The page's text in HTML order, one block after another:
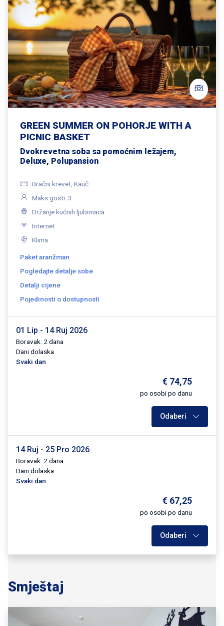
GREEN SUMMER ON POHORJE WITH A
PICNIC BASKET
Dvokrevetna soba sa pomoćnim ležajem,
Deluxe, Polupansion
Bračni krevet, Kauč
Maks gosti: 3
Držanje kućnih ljubimaca
Internet
Klima
Paket aranžman
Pogledajte detalje sobe
Detalji cijene
Pojedinosti o dostupnosti
01 Lip - 14 Ruj 2026
Boravak: 2 dana
Dani dolaska
Svaki dan
€ 74,75
po osobi po danu
Odaberi
14 Ruj - 25 Pro 2026
Boravak: 2 dana
Dani dolaska
Svaki dan
€ 67,25
po osobi po danu
Odaberi
Smještaj